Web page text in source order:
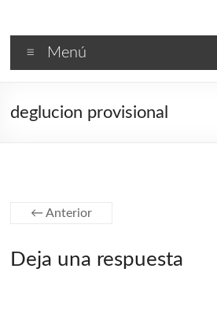
Menú
deglucion provisional
← Anterior
Deja una respuesta